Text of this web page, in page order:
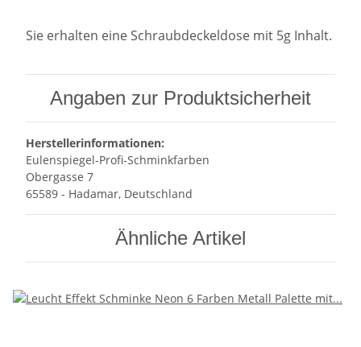
Sie erhalten eine Schraubdeckeldose mit 5g Inhalt.
Angaben zur Produktsicherheit
Herstellerinformationen:
Eulenspiegel-Profi-Schminkfarben
Obergasse 7
65589 - Hadamar, Deutschland
Ähnliche Artikel